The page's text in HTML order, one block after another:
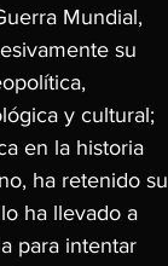
Mundial,
su
y cultural;
en la historia
ha retenido su
ha llevado a
para intentar